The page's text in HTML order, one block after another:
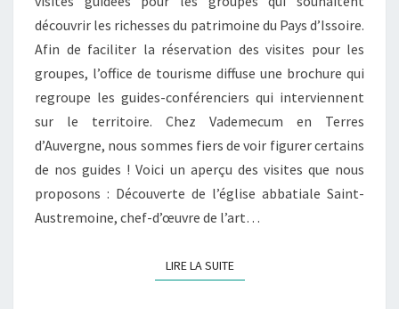
découvrir les richesses du patrimoine du Pays d’Issoire.
Afin de faciliter la réservation des visites pour les
groupes, l’office de tourisme diffuse une brochure qui
regroupe les guides-conférenciers qui interviennent
sur le territoire. Chez Vademecum en Terres
d’Auvergne, nous sommes fiers de voir figurer certains
de nos guides ! Voici un aperçu des visites que nous
proposons : Découverte de l’église abbatiale Saint-
Austremoine, chef-d’œuvre de l’art…
LIRE LA SUITE